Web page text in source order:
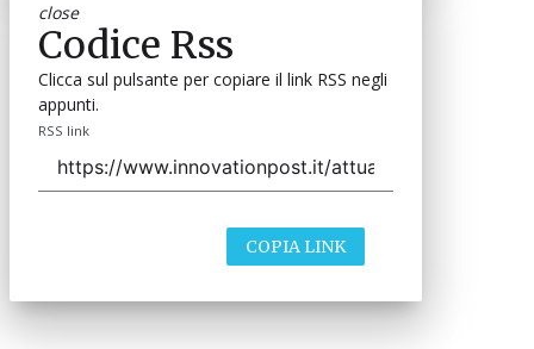
close
Codice Rss
Clicca sul pulsante per copiare il link RSS negli
appunti.
RSS link
COPIA LINK